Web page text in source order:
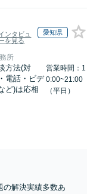
ンタビュ
を見る
愛知県
所
方法(対
電話・ビデ
ど)は応相
営業時間：1
0:00~21:00
（平日）
の解決実績多数あ